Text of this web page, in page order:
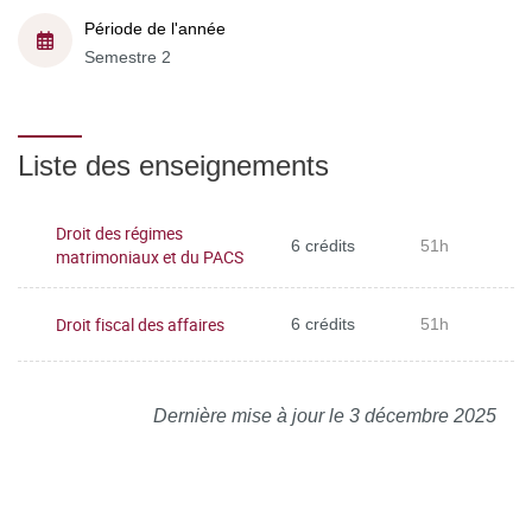
Période de l'année
Semestre 2
Liste des enseignements
Droit des régimes
matrimoniaux et du PACS
6 crédits 51h
Droit fiscal des affaires 6 crédits 51h
Dernière mise à jour le 3 décembre 2025